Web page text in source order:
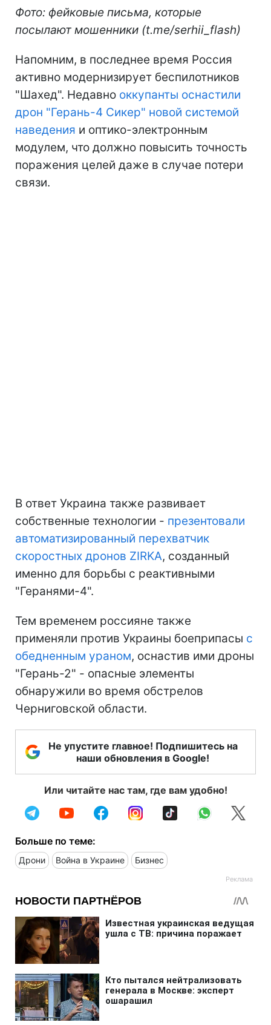
Фото: фейковые письма, которые
посылают мошенники (t.me/serhii_flash)
Напомним, в последнее время Россия
активно модернизирует беспилотников
"Шахед". Недавно оккупанты оснастили
дрон "Герань-4 Сикер" новой системой
наведения и оптико-электронным
модулем, что должно повысить точность
поражения целей даже в случае потери
связи.
В ответ Украина также развивает
собственные технологии - презентовали
автоматизированный перехватчик
скоростных дронов ZIRKA, созданный
именно для борьбы с реактивными
"Геранями-4".
Тем временем россияне также
применяли против Украины боеприпасы с
обедненным ураном, оснастив ими дроны
"Герань-2" - опасные элементы
обнаружили во время обстрелов
Черниговской области.
Не упустите главное! Подпишитесь на
наши обновления в Google!
Или читайте нас там, где вам удобно!
Больше по теме:
Дрони Война в Украине Бизнес